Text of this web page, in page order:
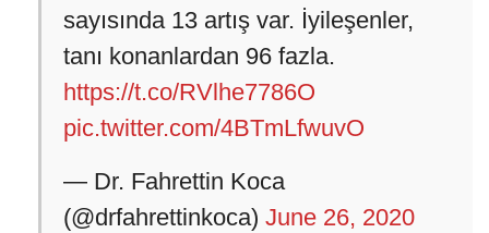
sayısında 13 artış var. İyileşenler,
tanı konanlardan 96 fazla.
https://t.co/RVlhe7786O
pic.twitter.com/4BTmLfwuvO
— Dr. Fahrettin Koca
(@drfahrettinkoca) June 26, 2020